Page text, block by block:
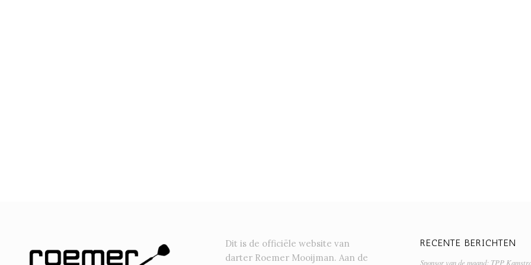
Dit is de officiële website van
darter Roemer Mooijman. Aan de
RECENTE BERICHTEN
Sponsor van de maand: TPP